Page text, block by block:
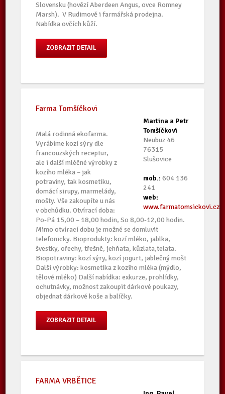
Slovensku (hovězí Aberdeen Angus, ovce Romney
Marsh). V Rudimově i farmářská prodejna.
Nabídka ovčích kůží.
ZOBRAZIT DETAIL
Martina a Petr
Tomšíčkovi
Neubuz 46
76315
Slušovice
mob.: 604 136
241
web:
www.farmatomsickovi.cz
Farma Tomšíčkovi
Malá rodinná ekofarma.
Vyrábíme kozí sýry dle
francouzských receptur,
ale i další mléčné výrobky z
kozího mléka – jak
potraviny, tak kosmetiku,
domácí sirupy, marmelády,
mošty. Vše zakoupíte u nás
v obchůdku. Otvírací doba:
Po-Pá 15,00 – 18,00 hodin, So 8,00-12,00 hodin.
Mimo otvírací dobu je možné se domluvit
telefonicky. Bioprodukty: kozí mléko, jablka,
švestky, ořechy, třešně, jehňata, kůzlata,telata.
Biopotraviny: kozí sýry, kozí jogurt, jablečný mošt
Další výrobky: kosmetika z kozího mléka (mýdlo,
tělové mléko) Další nabídka: exkurze, prohlídky,
ochutnávky, možnost zakoupit dárkové poukazy,
objednat dárkové koše a balíčky.
ZOBRAZIT DETAIL
FARMA VRBĚTICE